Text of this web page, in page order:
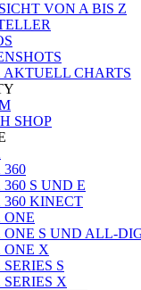
VON A BIS Z
AKTUELL CHARTS
SHOP
S UND E
360 KINECT
ONE
ONE S UND ALL-
ONE X
S
X